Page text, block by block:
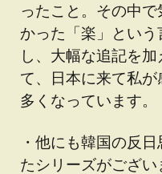
ったこと。その中
かった「楽」とい
し、大幅な追記を
て、日本に来て私
多くなっています。
・他にも韓国の反
たシリーズがござ